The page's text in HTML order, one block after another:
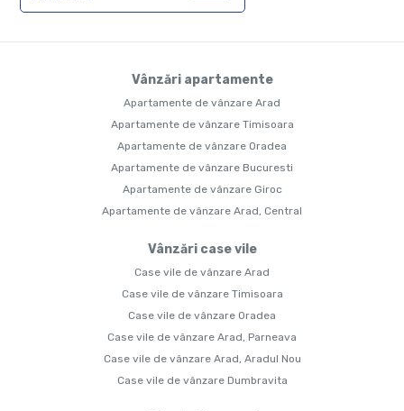
Vânzări apartamente
Apartamente de vânzare Arad
Apartamente de vânzare Timisoara
Apartamente de vânzare Oradea
Apartamente de vânzare Bucuresti
Apartamente de vânzare Giroc
Apartamente de vânzare Arad, Central
Vânzări case vile
Case vile de vânzare Arad
Case vile de vânzare Timisoara
Case vile de vânzare Oradea
Case vile de vânzare Arad, Parneava
Case vile de vânzare Arad, Aradul Nou
Case vile de vânzare Dumbravita